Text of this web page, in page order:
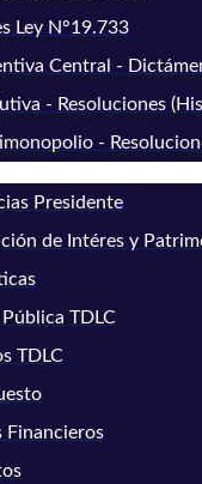
Ley N°19.733
Central -
- Resoluciones
-
Presidente
de Intéres y
TDLC
TDLC
Financieros